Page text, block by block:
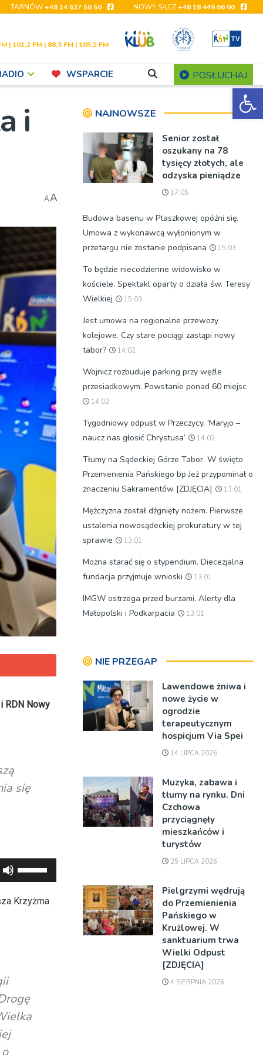
TARNÓW+48 14 627 50 50 NOWY SĄCZ+48 18 449 06 00
| 101,2 FM | 88,3 FM | 105,1 FM
WSPARCIE POSŁUCHAJ
i
AA
RDN Nowy
się
strzałek
do
lub
zmniejszyć
Krzyżma
NAJNOWSZE
Senior został
oszukany na 78
tysięcy złotych, ale
odzyska pieniądze
17:05
Budowa basenu w Ptaszkowej opóźni się.
Umowa z wykonawcą wyłonionym w
przetargu nie zostanie podpisana
15:03
To będzie niecodzienne widowisko w
kościele. Spektakl oparty o działa św. Teresy
Wielkiej
15:03
Jest umowa na regionalne przewozy
kolejowe. Czy stare pociągi zastąpi nowy
tabor?
14:02
Wojnicz rozbuduje parking przy węźle
przesiadkowym. Powstanie ponad 60 miejsc
14:02
Tygodniowy odpust w Przeczycy. 'Maryjo –
naucz nas głosić Chrystusa’
14:02
Tłumy na Sądeckiej Górze Tabor. W święto
Przemienienia Pańskiego bp Jeż przypominał o
znaczeniu Sakramentów [ZDJĘCIA]
13:01
Mężczyzna został dźgnięty nożem. Pierwsze
ustalenia nowosądeckiej prokuratury w tej
sprawie
13:01
Można starać się o stypendium. Diecezjalna
fundacja przyjmuje wnioski
13:01
IMGW ostrzega przed burzami. Alerty dla
Małopolski i Podkarpacia
13:01
NIE PRZEGAP
Lawendowe żniwa i
nowe życie w
ogrodzie
terapeutycznym
hospicjum Via Spei
14 LIPCA 2026
Muzyka, zabawa i
tłumy na rynku. Dni
Czchowa
przyciągnęły
mieszkańców i
turystów
25 LIPCA 2026
Pielgrzymi wędrują
do Przemienienia
Pańskiego w
Krużlowej. W
sanktuarium trwa
Wielki Odpust
[ZDJĘCIA]
4 SIERPNIA 2026